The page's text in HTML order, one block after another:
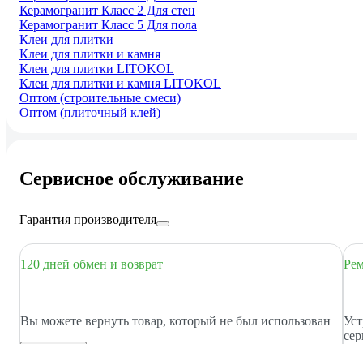
Керамогранит Класс 2 Для стен
Керамогранит Класс 5 Для пола
Клеи для плитки
Клеи для плитки и камня
Клеи для плитки LITOKOL
Клеи для плитки и камня LITOKOL
Оптом (строительные смеси)
Оптом (плиточный клей)
Сервисное обслуживание
Гарантия производителя
120 дней обмен и возврат
Вы можете вернуть товар, который не был использован